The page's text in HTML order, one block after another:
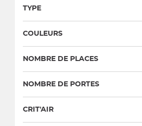
TYPE
COULEURS
NOMBRE DE PLACES
NOMBRE DE PORTES
CRIT'AIR